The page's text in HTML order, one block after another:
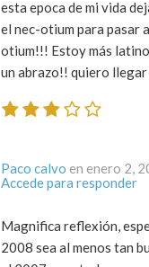
esta epoca de mi vida
el nec-otium para pasar
otium!!! Estoy más
un abrazo!! quiero
Paco calvo
Accede para responder
Magnifica reflexión,
2008 sea al menos tan